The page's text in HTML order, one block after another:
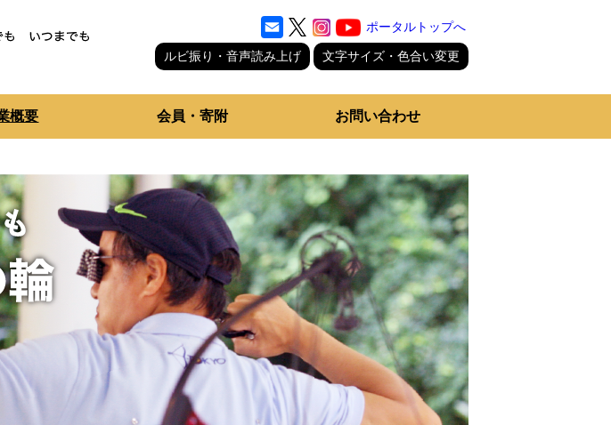
ポータルトップへ
ルビ振り・音声読み上げ 文字サイズ・色合い変更
概要 会員・寄附 お問い合わせ